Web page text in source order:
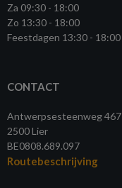
Za 09:30 - 18:00
Zo 13:30 - 18:00
Feestdagen 13:30 - 18:00
CONTACT
Antwerpsesteenweg 467
2500 Lier
BE0808.689.097
Routebeschrijving